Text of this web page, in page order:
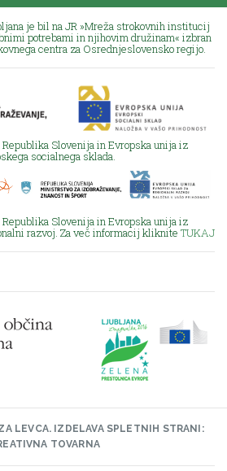
je bil na JR »Mreža strokovnih institucij
potrebami in njihovim družinam« izbran
centra za Osrednjeslovensko regijo.
Republika Slovenija in Evropska unija iz
socialnega sklada.
Republika Slovenija in Evropska unija iz
razvoj. Za več informacij kliknite TUKAJ
LEVCA. IZDELAVA SPLETNIH STRANI:
TOVARNA